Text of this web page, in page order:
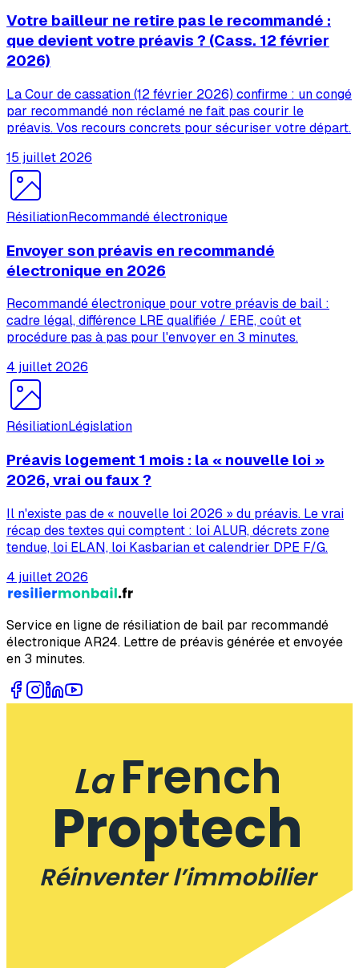
Votre bailleur ne retire pas le recommandé :
que devient votre préavis ? (Cass. 12 février
2026)
La Cour de cassation (12 février 2026) confirme : un congé
par recommandé non réclamé ne fait pas courir le
préavis. Vos recours concrets pour sécuriser votre départ.
15 juillet 2026
RésiliationRecommandé électronique
Envoyer son préavis en recommandé
électronique en 2026
Recommandé électronique pour votre préavis de bail :
cadre légal, différence LRE qualifiée / ERE, coût et
procédure pas à pas pour l'envoyer en 3 minutes.
4 juillet 2026
RésiliationLégislation
Préavis logement 1 mois : la « nouvelle loi »
2026, vrai ou faux ?
Il n'existe pas de « nouvelle loi 2026 » du préavis. Le vrai
récap des textes qui comptent : loi ALUR, décrets zone
tendue, loi ELAN, loi Kasbarian et calendrier DPE F/G.
4 juillet 2026
Service en ligne de résiliation de bail par recommandé
électronique AR24. Lettre de préavis générée et envoyée
en 3 minutes.
LaFrench
Proptech
Réinventer l’immobilier